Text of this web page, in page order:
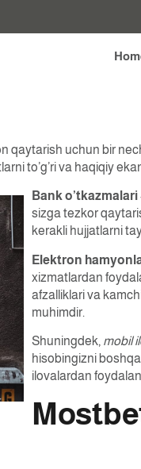
qaytarish uchun bir
to’g’ri va haqiqiy
Bank o’tkazmalari
sizga tezkor
kerakli hujjatlarni
Elektron
xizmatlardan
afzalliklari va
muhimdir.
Shuningdek, mobil
hisobingizni
ilovalardan